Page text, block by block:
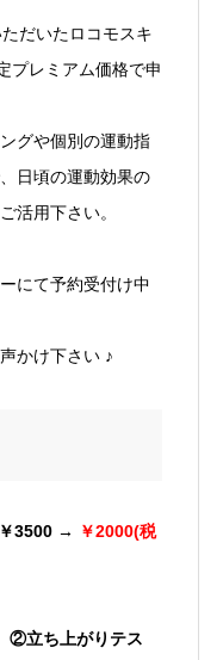
だいたロコモスキ
プレミアム価格で申
グや個別の運動指
日頃の運動効果の
活用下さい。
にて予約受付け中
かけ下さい ♪
3500 →
￥2000(税
②立ち上がりテス